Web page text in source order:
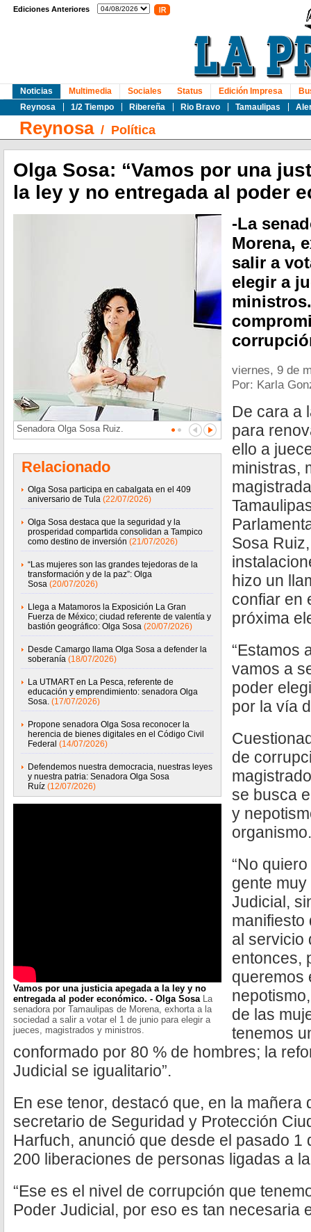
Ediciones Anteriores
Noticias
Reynosa
1/2 Tiempo Ribereña Rio Bravo Tamaulipas
Multimedia Sociales Status Edición Impresa
Reynosa/ Política
Olga Sosa: “Vamos por una
la ley y no entregada al poder
Senadora Olga Sosa Ruiz.
Relacionado
Olga Sosa participa en cabalgata en el 409
aniversario de Tula (22/07/2026)
Olga Sosa destaca que la seguridad y la
prosperidad compartida consolidan a Tampico
como destino de inversión (21/07/2026)
“Las mujeres son las grandes tejedoras de la
transformación y de la paz”: Olga
Sosa (20/07/2026)
Llega a Matamoros la Exposición La Gran
Fuerza de México; ciudad referente de valentía y
bastión geográfico: Olga Sosa (20/07/2026)
Desde Camargo llama Olga Sosa a defender la
soberanía (18/07/2026)
La UTMART en La Pesca, referente de
educación y emprendimiento: senadora Olga
Sosa. (17/07/2026)
Propone senadora Olga Sosa reconocer la
herencia de bienes digitales en el Código Civil
Federal (14/07/2026)
Defendemos nuestra democracia, nuestras leyes
y nuestra patria: Senadora Olga Sosa
Ruíz (12/07/2026)
-La
Morena,
salir a
elegir a
viernes, 9 de
Por: Karla
Vamos por una justicia apegada a la ley y no
entregada al poder económico. - Olga SosaLa
senadora por Tamaulipas de Morena, exhorta a la
sociedad a salir a votar el 1 de junio para elegir a
jueces, magistrados y ministros.
De cara a
para
ello a
ministras,
Sosa
hizo un
confiar en
próxima
“Estamos
vamos a
poder
por la vía
de
se busca
y
organismo.
“No
gente
Judicial,
manifiesto
al servicio
entonces,
queremos
de las
tenemos
conformado por 80 % de hombres; la
Judicial se igualitario”.
En ese tenor, destacó que, en la mañera
secretario de Seguridad y Protección
Harfuch, anunció que desde el pasado 1
200 liberaciones de personas ligadas a
“Ese es el nivel de corrupción que
Poder Judicial, por eso es tan necesaria